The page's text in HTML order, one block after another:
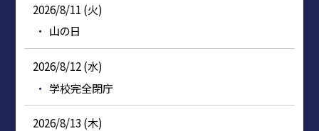
2026/8/11 (火)
山の日
2026/8/12 (水)
学校完全閉庁
2026/8/13 (木)